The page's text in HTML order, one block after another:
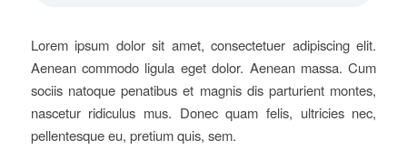
Lorem ipsum dolor sit amet, consectetuer adipiscing elit.
Aenean commodo ligula eget dolor. Aenean massa. Cum
sociis natoque penatibus et magnis dis parturient montes,
nascetur ridiculus mus. Donec quam felis, ultricies nec,
pellentesque eu, pretium quis, sem.